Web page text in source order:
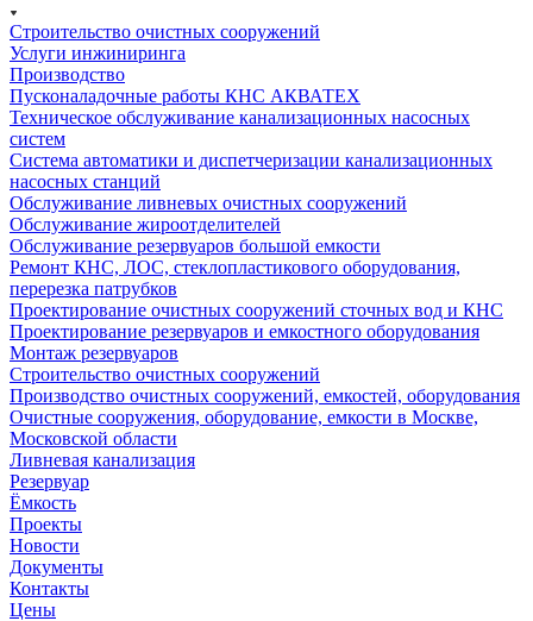
Строительство очистных сооружений
Услуги инжиниринга
Производство
Пусконаладочные работы КНС АКВАТЕХ
Техническое обслуживание канализационных насосных
систем
Система автоматики и диспетчеризации канализационных
насосных станций
Обслуживание ливневых очистных сооружений
Обслуживание жироотделителей
Обслуживание резервуаров большой емкости
Ремонт КНС, ЛОС, стеклопластикового оборудования,
перерезка патрубков
Проектирование очистных сооружений сточных вод и КНС
Проектирование резервуаров и емкостного оборудования
Монтаж резервуаров
Строительство очистных сооружений
Производство очистных сооружений, емкостей, оборудования
Очистные сооружения, оборудование, емкости в Москве,
Московской области
Ливневая канализация
Резервуар
Ёмкость
Проекты
Новости
Документы
Контакты
Цены